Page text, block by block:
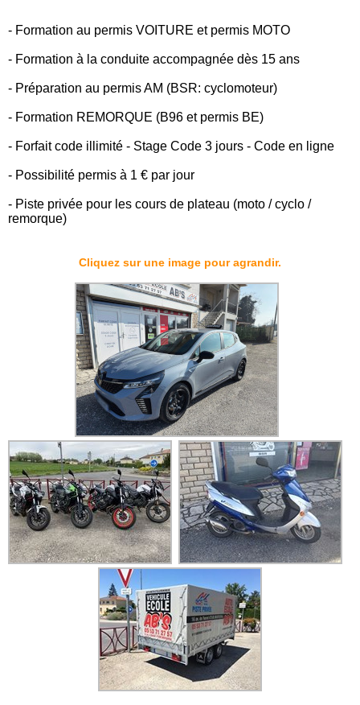
- Formation au permis VOITURE et permis MOTO
- Formation à la conduite accompagnée dès 15 ans
- Préparation au permis AM (BSR: cyclomoteur)
- Formation REMORQUE (B96 et permis BE)
- Forfait code illimité - Stage Code 3 jours - Code en ligne
- Possibilité permis à 1 € par jour
- Piste privée pour les cours de plateau (moto / cyclo /
remorque)
Cliquez sur une image pour agrandir.